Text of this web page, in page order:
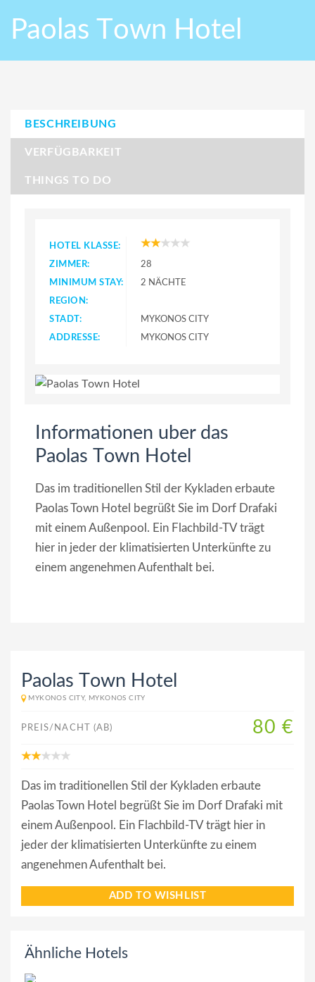
Paolas Τown Hotel
BESCHREIBUNG
VERFÜGBARKEIT
THINGS TO DO
HOTEL KLASSE:
ZIMMER:
28
MINIMUM STAY:
2 NÄCHTE
REGION:
STADT:
MYKONOS CITY
ADDRESSE:
MYKONOS CITY
Informationen uber das
Paolas Τown Hotel
Das im traditionellen Stil der Kykladen erbaute
Paolas Town Hotel begrüßt Sie im Dorf Drafaki
mit einem Außenpool. Ein Flachbild-TV trägt
hier in jeder der klimatisierten Unterkünfte zu
einem angenehmen Aufenthalt bei.
Paolas Τown Hotel
MYKONOS CITY, MYKONOS CITY
PREIS/NACHT (AB) 80 €
Das im traditionellen Stil der Kykladen erbaute
Paolas Town Hotel begrüßt Sie im Dorf Drafaki mit
einem Außenpool. Ein Flachbild-TV trägt hier in
jeder der klimatisierten Unterkünfte zu einem
angenehmen Aufenthalt bei.
ADD TO WISHLIST
Ähnliche Hotels